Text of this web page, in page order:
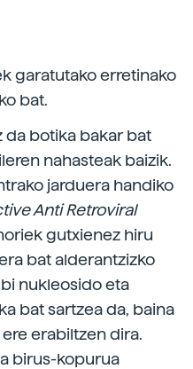
garatutako erretinako
bat.
da botika bakar bat
nahasteak baizik.
jarduera handiko
Anti Retroviral
gutxienez hiru
bat alderantzizko
nukleosido eta
bat sartzea da, baina
erabiltzen dira.
birus-kopurua